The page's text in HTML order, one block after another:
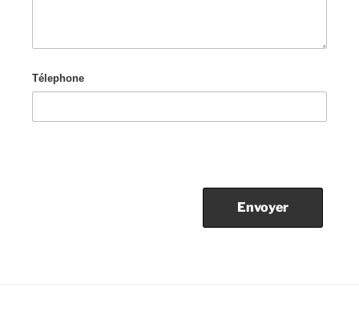
Télephone